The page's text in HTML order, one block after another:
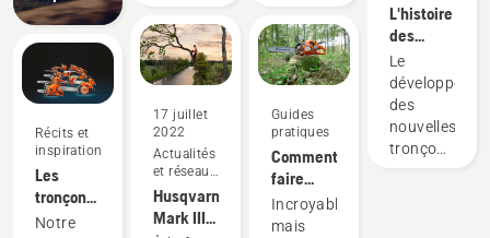
Récits et
inspiration
Les
tronçonneuses
Husqvarna,
Notre
tronçonneuse
conditions
d'utilisation
et à des
spécifiques.
Avant
d'acheter
tronçonneuse,
posez-
17 juillet
2022
Actualités
et réseaux
sociaux
Husqvarna 540 XP®
Mark III
et la
tronçonneuse
la plus
à vos
besoins
peut être
significative.
Nous
connaissons
Guides
pratiques
Comment
faire
démarrer
votre
Incroyable
mais
L'histoire
des
nouvelles
tronçonneuses
60 cm³
Le
des
nouvelles